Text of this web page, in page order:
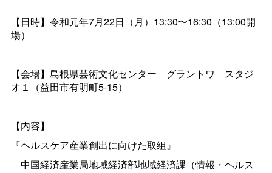
【日時】令和元年7月22日（月）13:30〜16:30（13:00開
場）
【会場】島根県芸術文化センター グラント ワ スタジ
オ１（益田市有明町5-15）
【内容】
『ヘルスケア産業創出に向けた取組』
中国経済産業局地域経済部地域経済課（情報・ヘルス